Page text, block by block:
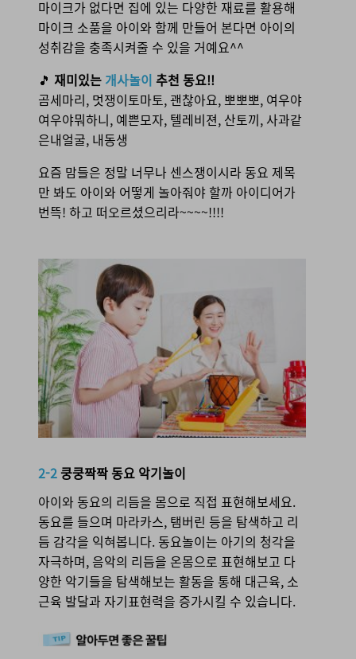
마이크가 없다면 집에 있는 다양한 재료를 활용해
마이크 소품을 아이와 함께 만들어 본다면 아이의
성취감을 충족시켜줄 수 있을 거예요^^
🎵 재미있는 개사놀이 추천 동요!!
곰세마리, 멋쟁이토마토, 괜찮아요, 뽀뽀뽀, 여우야
여우야뭐하니, 예쁜모자, 텔레비젼, 산토끼, 사과같
은내얼굴, 내동생
요즘 맘들은 정말 너무나 센스쟁이시라 동요 제목
만 봐도 아이와 어떻게 놀아줘야 할까 아이디어가
번뜩! 하고 떠오르셨으리라~~~~!!!!
2-2쿵쿵짝짝 동요 악기놀이
아이와 동요의 리듬을 몸으로 직접 표현해보세요.
동요를 들으며 마라카스, 탬버린 등을 탐색하고 리
듬 감각을 익혀봅니다. 동요놀이는 아기의 청각을
자극하며, 음악의 리듬을 온몸으로 표현해보고 다
양한 악기들을 탐색해보는 활동을 통해 대근육, 소
근육 발달과 자기표현력을 증가시킬 수 있습니다.